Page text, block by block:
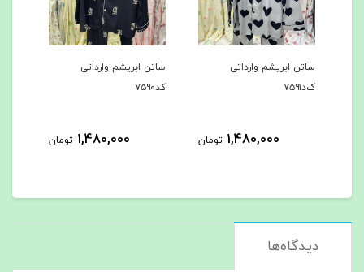
ساتن ابریشم وارداتی
ک‌د۷۵۹۱
1,480,000 تومان
ساتن ابریشم وارداتی
کد۷۵۹۰
1,480,000 تومان
دیدگاه‌ها